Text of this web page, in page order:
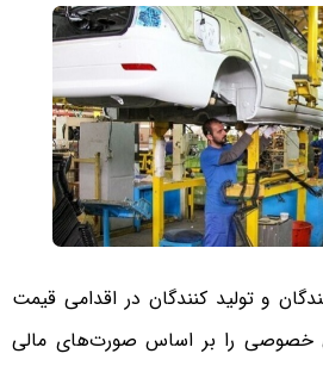
و تولید کنندگان در اقدامی قیمت
خصوصی را بر اساس صورت‌های مالی